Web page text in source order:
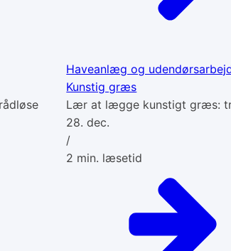
Haveanlæg og
Kunstig græs
Lær at lægge kunstigt græs:
28. dec.
/
2 min. læsetid